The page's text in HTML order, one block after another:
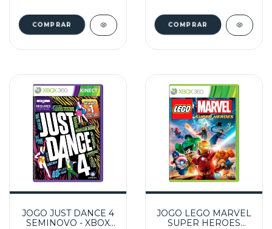
JOGO JUST DANCE 4
SEMINOVO - XBOX
JOGO LEGO MARVEL
SUPER HEROES